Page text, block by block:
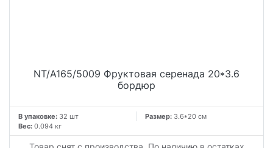
NT/A165/5009 Фруктовая серенада 20*3.6
бордюр
В упаковке: 32 шт Размер: 3.6*20 см
Вес: 0.094 кг